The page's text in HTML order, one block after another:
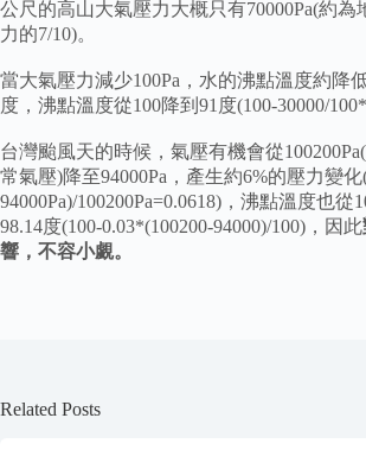
公尺的高山大氣壓力大概只有70000Pa(約為
力的7/10)。
當大氣壓力減少100Pa，水的沸點溫度約降
度，沸點溫度從100降到91度(100-30000/
台灣颱風天的時候，氣壓有機會從
常氣壓)降至94000Pa，產生約6%的壓力變化
94000Pa)/100200Pa=0.0618)，沸點溫度也從
98.14度(100-0.03*(100200-94000)/100)，因此
響，不容小覷。
Related Posts